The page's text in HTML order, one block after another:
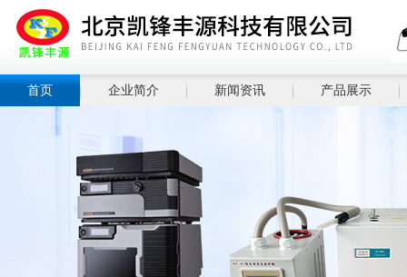
首页 企业简介 新闻资讯 产品展示